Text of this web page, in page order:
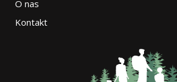
O nas
Kontakt